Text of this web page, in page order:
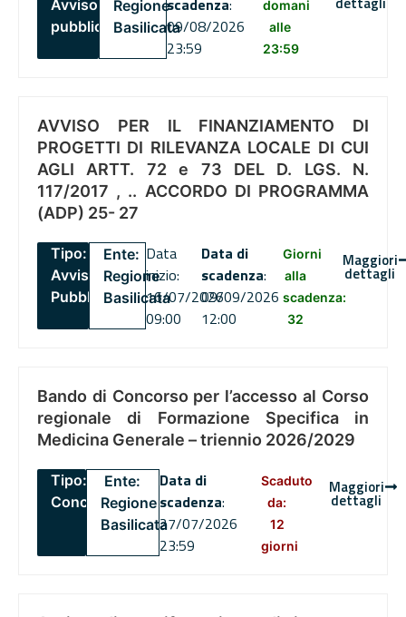
Avviso
pubblico
Regione
Basilicata
scadenza:
09/08/2026
23:59
domani
alle
23:59
AVVISO PER IL FINANZIAMENTO DI
PROGETTI DI RILEVANZA LOCALE DI CUI
AGLI ARTT. 72 e 73 DEL D. LGS. N.
117/2017 , .. ACCORDO DI PROGRAMMA
(ADP) 25- 27
Tipo:
Avviso
Pubblico
Ente:
Regione
Basilicata
Data
inizio:
16/07/2026
09:00
Data di
scadenza:
09/09/2026
12:00
Giorni
alla
scadenza:
32
Maggiori
dettagli
Bando di Concorso per l’accesso al Corso
regionale di Formazione Specifica in
Medicina Generale – triennio 2026/2029
Tipo:
Concorsi
Ente:
Regione
Basilicata
Data di
scadenza:
27/07/2026
23:59
Scaduto
da:
12
giorni
Maggiori
dettagli